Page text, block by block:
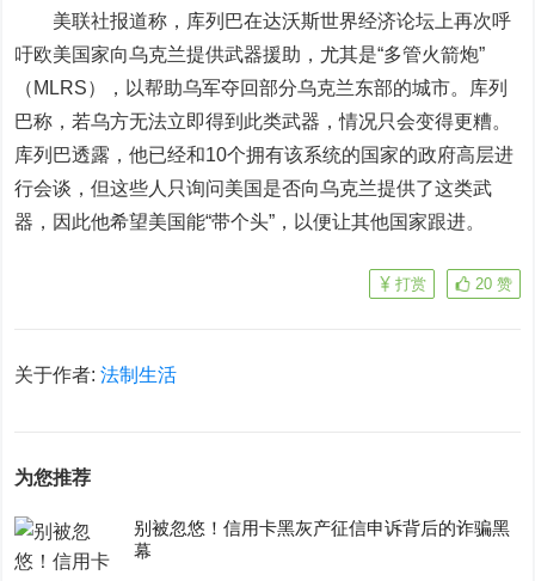
美联社报道称，库列巴在达沃斯世界经济论坛上再次呼
吁欧美国家向乌克兰提供武器援助，尤其是“多管火箭炮”
（MLRS），以帮助乌军夺回部分乌克兰东部的城市。库列
巴称，若乌方无法立即得到此类武器，情况只会变得更糟。
库列巴透露，他已经和10个拥有该系统的国家的政府高层进
行会谈，但这些人只询问美国是否向乌克兰提供了这类武
器，因此他希望美国能“带个头”，以便让其他国家跟进。
20 赞
打赏
关于作者:法制生活
为您推荐
别被忽悠！信用卡黑灰产征信申诉背后的诈骗黑
幕